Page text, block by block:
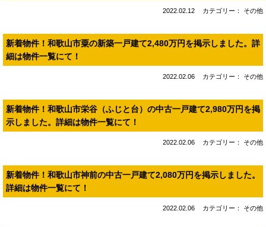
2022.02.12 カテゴリー： その他
新着物件！和歌山市粟の新築一戸建て2,480万円を掲示しました。詳
細は物件一覧にて！
2022.02.06 カテゴリー： その他
新着物件！和歌山市栄谷（ふじと台）の中古一戸建て2,980万円を掲
示しました。詳細は物件一覧にて！
2022.02.06 カテゴリー： その他
新着物件！和歌山市神前の中古一戸建て2,080万円を掲示しました。
詳細は物件一覧にて！
2022.02.06 カテゴリー： その他